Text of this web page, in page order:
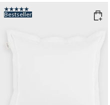
Bestseller